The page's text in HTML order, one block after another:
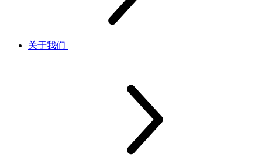
关于我们